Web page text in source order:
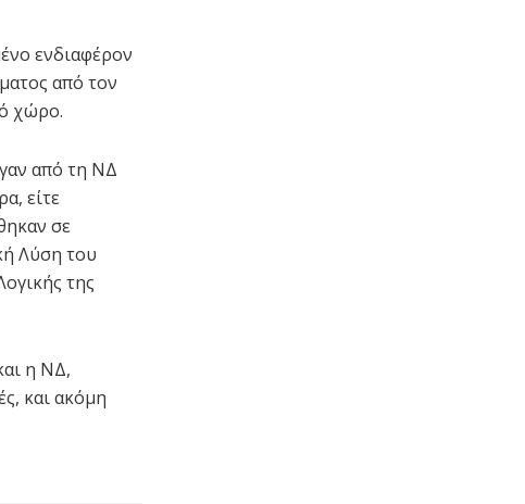
ενδιαφέρον
από τον
χώρο.
από τη ΝΔ
είτε
σε
Λύση του
της
η ΝΔ,
και ακόμη